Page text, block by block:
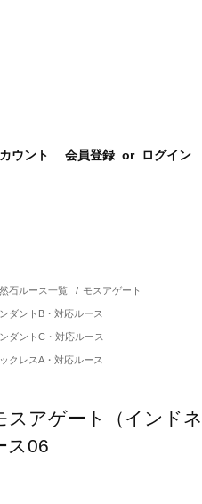
ウント 会員登録 or ログイン
石ルース一覧 / モスアゲート
ダントB・対応ルース
ダントC・対応ルース
クレスA・対応ルース
スアゲート（インド
ス06